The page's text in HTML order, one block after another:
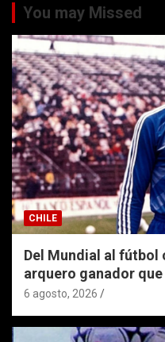
You may Missed
CHILE
Del Mundial al fútbol
arquero ganador
6 agosto, 2026